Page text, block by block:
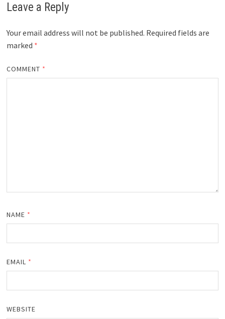
Leave a Reply
Your email address will not be published. Required fields are
marked *
COMMENT *
NAME *
EMAIL *
WEBSITE